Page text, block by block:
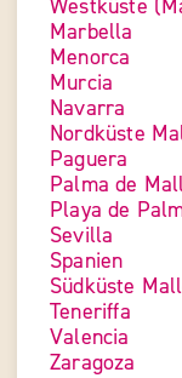
Westküste
Marbella
Menorca
Murcia
Navarra
Nordküste
Paguera
Palma de
Playa de
Sevilla
Spanien
Südküste
Teneriffa
Valencia
Zaragoza